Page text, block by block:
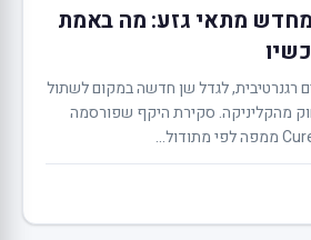
מתאי גזע: מה באמת
רגנרטיבית, לגדל שן חדשה במקום לשתול
מהקליניקה. סקירת היקף שפורסמה